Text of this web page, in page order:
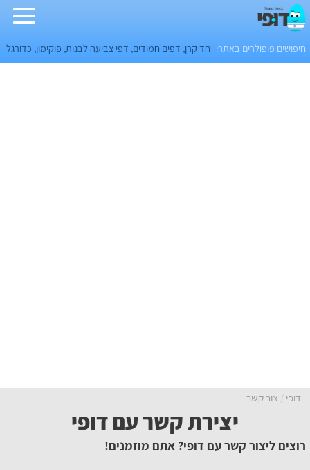
חיפושים פופולרים באתר: חד קרן, דפים חמודים, דפי צביעה לבנות, פוקימון, כדורגל
דופי צור קשר
יצירת קשר עם דופי
רוצים ליצור קשר עם דופי? אתם מוזמנים!